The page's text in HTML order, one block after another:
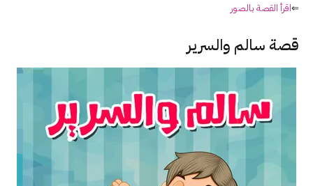
⇐اقرأ القصة بالصور
قصة سالم والسرير